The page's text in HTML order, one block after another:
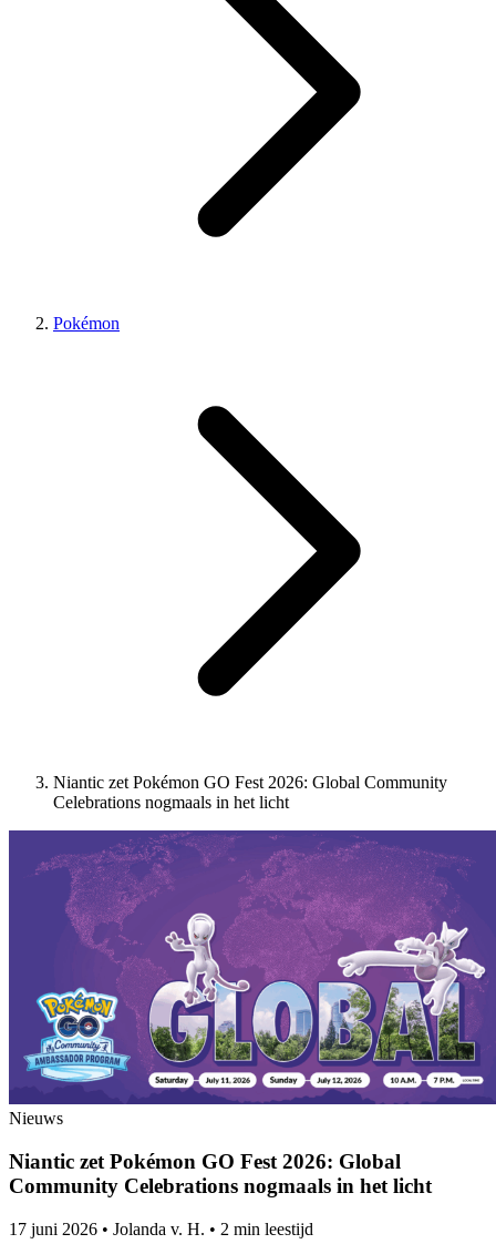
Pokémon
Niantic zet Pokémon GO Fest 2026: Global Community
Celebrations nogmaals in het licht
Nieuws
Niantic zet Pokémon GO Fest 2026: Global
Community Celebrations nogmaals in het licht
17 juni 2026 • Jolanda v. H. • 2 min leestijd